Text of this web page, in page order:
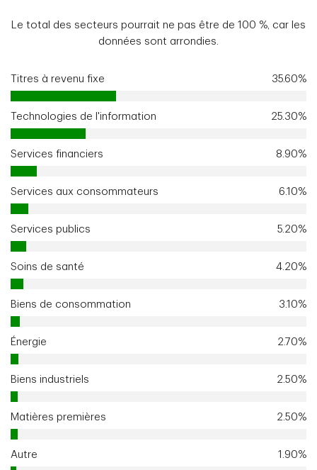
Le total des secteurs pourrait ne pas être de 100 %, car les
données sont arrondies.
Titres à revenu fixe 35.60%
Technologies de l'information 25.30%
Services financiers 8.90%
Services aux consommateurs 6.10%
Services publics 5.20%
Soins de santé 4.20%
Biens de consommation 3.10%
Énergie 2.70%
Biens industriels 2.50%
Matières premières 2.50%
Autre 1.90%